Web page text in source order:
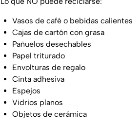
Vasos de café o bebidas calientes
Cajas de cartón con grasa
Pañuelos desechables
Papel triturado
Envolturas de regalo
Cinta adhesiva
Espejos
Vidrios planos
Objetos de cerámica